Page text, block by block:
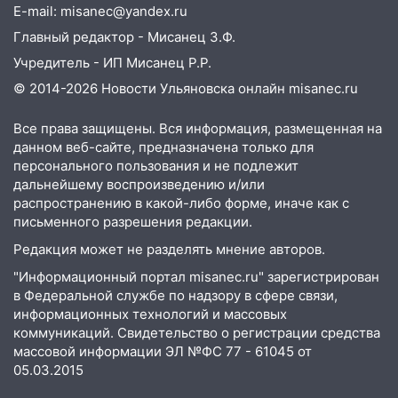
застрял в тепловозе
09:44 Ульяновские спасатели помогли
юному велосипедисту на улице
Чернышевского
велосипеда
07:18 В Ульяновск идет
тридцатиградусная жара: какая будет
погода в четверг
06:00
Четыре года борьбы: ульяновские
юристы помогли женщине засудить УК
за плесень на стенах
05:00 Кому 6 августа звезды сулят
прибыль, а кому — испытания на
прочность
E-mail: misanec@yandex.ru
Главный редактор - Мисанец З.Ф.
Учредитель - ИП Мисанец Р.Р.
© 2014-2026 Новости Ульяновска онлайн misanec.ru
Все права защищены. Вся информация, размещенная на
данном веб-сайте, предназначена только для
персонального пользования и не подлежит
дальнейшему воспроизведению и/или
распространению в какой-либо форме, иначе как с
письменного разрешения редакции.
Редакция может не разделять мнение авторов.
"Информационный портал misanec.ru" зарегистрирован
в Федеральной службе по надзору в сфере связи,
информационных технологий и массовых
коммуникаций. Свидетельство о регистрации средства
массовой информации ЭЛ №ФС 77 - 61045 от
05.03.2015